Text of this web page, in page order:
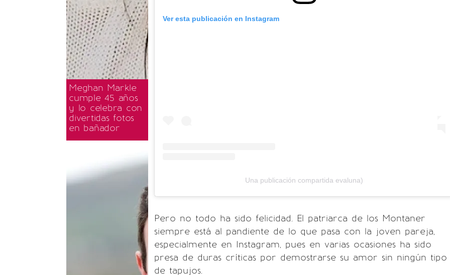
Meghan Markle
cumple 45 años
y lo celebra con
divertidas fotos
en bañador
Ver esta publicación en Instagram
Una publicación compartida evaluna)
Pero no todo ha sido felicidad. El patriarca de los Montaner
siempre está al pandiente de lo que pasa con la joven pareja,
especialmente en Instagram, pues en varias ocasiones ha sido
presa de duras críticas por demostrarse su amor sin ningún tipo
de tapujos.